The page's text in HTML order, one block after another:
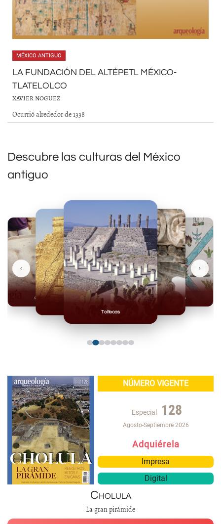
MÉXICO ANTIGUO
LA FUNDACIÓN DEL ALTÉPETL MÉXICO-
TLATELOLCO
XAVIER NOGUEZ
Ocurrió alrededor de 1338
Descubre las culturas del México
antiguo
Toltecas
Mexicas
Olmecas
‹ ›
NÚMERO VIGENTE
Especial 128
Agosto-Septiembre 2026
Adquiérela
Impresa
Digital
Cholula
La gran pirámide